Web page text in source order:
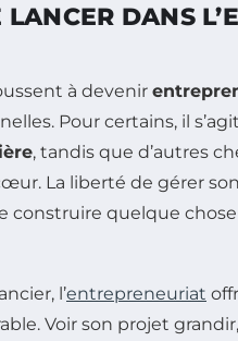
DANS
à devenir
Pour certains, il
, tandis que d’autres
La liberté de gérer
construire quelque
l’entrepreneuriat
Voir son projet